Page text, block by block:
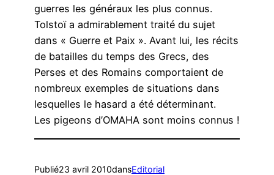
guerres les généraux les plus connus.
Tolstoï a admirablement traité du sujet
dans « Guerre et Paix ». Avant lui, les récits
de batailles du temps des Grecs, des
Perses et des Romains comportaient de
nombreux exemples de situations dans
lesquelles le hasard a été déterminant.
Les pigeons d’OMAHA sont moins connus !
Publié23 avril 2010dansEditorial